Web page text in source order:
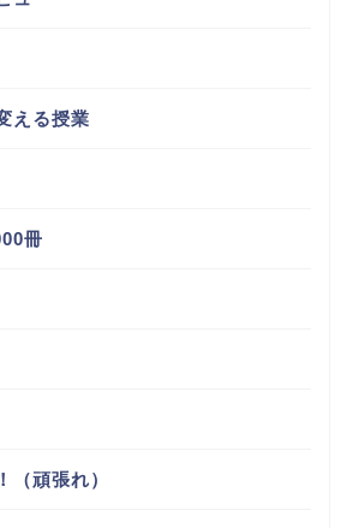
える授業
冊
（頑張れ）